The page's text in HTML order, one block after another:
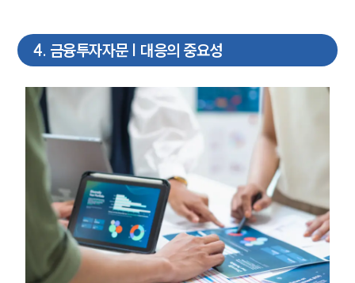
4. 금융투자자문 | 대응의 중요성